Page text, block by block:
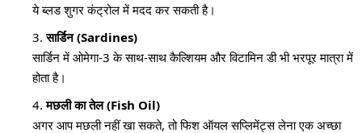
ये ब्लड शुगर कंट्रोल में मदद कर सकती है।
सार्डिन (Sardines)
सार्डिन में ओमेगा-3 के साथ-साथ कैल्शियम और विटामिन डी भी भरपूर मात्रा में
होता है।
मछली का तेल (Fish Oil)
अगर आप मछली नहीं खा सकते, तो फिश ऑयल सप्लिमेंट्स लेना एक अच्छा